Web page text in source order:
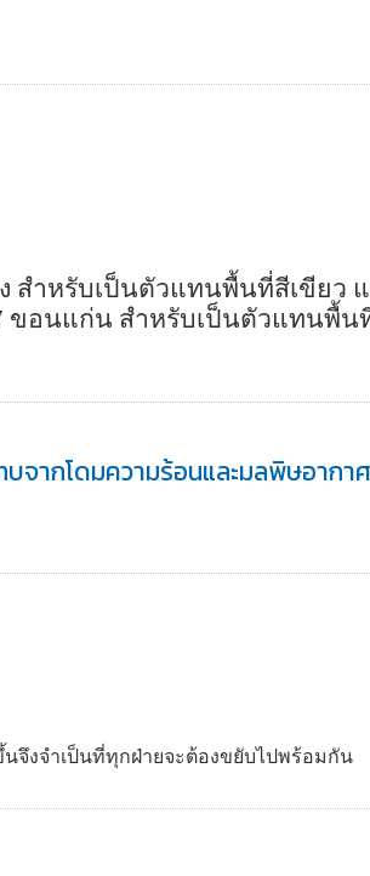
สำหรับเป็นตัวแทนพื้นที่สีเขียว
ขอนแก่น สำหรับเป็นตัวแทนพื้น
จากโดมความร้อนและมลพิษอากาศ
จึงจำเป็นที่ทุกฝ่ายจะต้องขยับไปพร้อมกัน